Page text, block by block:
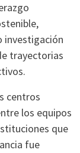
investigación
trayectorias
centros
los equipos
que
fue